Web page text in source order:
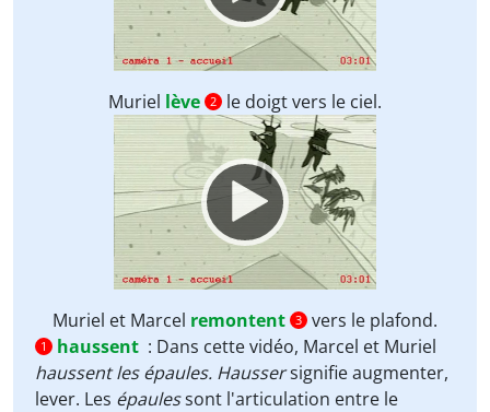
Muriel lève 2
le doigt vers le ciel.
Video
Player
Muriel et Marcel remontent 3 vers le plafond.
1 haussent : Dans cette vidéo, Marcel et Muriel
haussent les épaules. Haussersignifie augmenter,
lever. Les épaulessont l'articulation entre le